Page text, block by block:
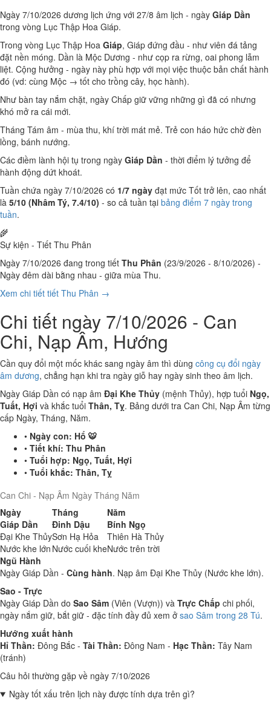
Ngày 7/10/2026 dương lịch ứng với 27/8 âm lịch - ngày Giáp Dần
trong vòng Lục Thập Hoa Giáp.
Trong vòng Lục Thập Hoa Giáp, Giáp đứng đầu - như viên đá tảng
đặt nền móng. Dần là Mộc Dương - như cọp ra rừng, oai phong lẫm
liệt. Cộng hưởng - ngày này phù hợp với mọi việc thuộc bản chất hành
đó (vd: cùng Mộc → tốt cho trồng cây, học hành).
Như bàn tay nắm chặt, ngày Chấp giữ vững những gì đã có nhưng
khó mở ra cái mới.
Tháng Tám âm - mùa thu, khí trời mát mẻ. Trẻ con háo hức chờ đèn
lồng, bánh nướng.
Các điềm lành hội tụ trong ngày Giáp Dần - thời điểm lý tưởng để
hành động dứt khoát.
Tuần chứa ngày 7/10/2026 có 1/7 ngày đạt mức Tốt trở lên, cao nhất
là 5/10 (Nhâm Tý, 7.4/10) - so cả tuần tại bảng điểm 7 ngày trong
tuần.
🌾
Sự kiện - Tiết Thu Phân
Ngày 7/10/2026 đang trong tiết Thu Phân (23/9/2026 - 8/10/2026) -
Ngày đêm dài bằng nhau - giữa mùa Thu.
Xem chi tiết tiết Thu Phân →
Chi tiết ngày 7/10/2026 - Can
Chi, Nạp Âm, Hướng
Cần quy đổi một mốc khác sang ngày âm thì dùng công cụ đổi ngày
âm dương, chẳng hạn khi tra ngày giỗ hay ngày sinh theo âm lịch.
Ngày Giáp Dần có nạp âm Đại Khe Thủy (mệnh Thủy), hợp tuổi Ngọ,
Tuất, Hợi và khắc tuổi Thân, Tỵ. Bảng dưới tra Can Chi, Nạp Âm từng
cấp Ngày, Tháng, Năm.
• Ngày con: Hổ 🐯
• Tiết khí: Thu Phân
• Tuổi hợp: Ngọ, Tuất, Hợi
• Tuổi khắc: Thân, Tỵ
Can Chi - Nạp Âm Ngày Tháng Năm
Ngày
Tháng
Năm
Giáp Dần
Đinh Dậu
Bính Ngọ
Đại Khe ThủySơn Hạ Hỏa
Thiên Hà Thủy
Nước khe lớn Nước cuối kheNước trên trời
Ngũ Hành
Ngày Giáp Dần - Cùng hành. Nạp âm Đại Khe Thủy (Nước khe lớn).
Sao - Trực
Ngày Giáp Dần do Sao Sâm (Viên (Vượn)) và Trực Chấp chi phối,
ngày nắm giữ, bắt giữ - đặc tính đầy đủ xem ở sao Sâm trong 28 Tú.
Hướng xuất hành
Hỉ Thần: Đông Bắc - Tài Thần: Đông Nam - Hạc Thần: Tây Nam
(tránh)
Câu hỏi thường gặp về ngày 7/10/2026
Ngày tốt xấu trên lịch này được tính dựa trên gì?